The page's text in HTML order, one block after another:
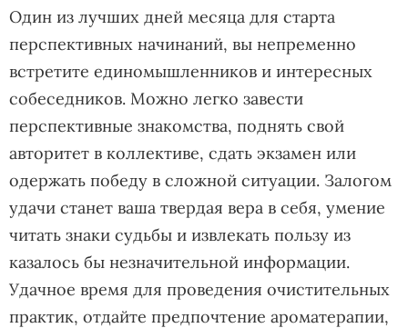
Один из лучших дней месяца для старта
перспективных начинаний, вы непременно
встретите единомышленников и интересных
собеседников. Можно легко завести
перспективные знакомства, поднять свой
авторитет в коллективе, сдать экзамен или
одержать победу в сложной ситуации. Залогом
удачи станет ваша твердая вера в себя, умение
читать знаки судьбы и извлекать пользу из
казалось бы незначительной информации.
Удачное время для проведения очистительных
практик, отдайте предпочтение ароматерапии,